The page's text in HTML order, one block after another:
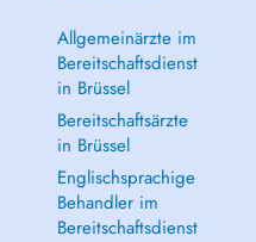
Allgemeinärzte im
Bereitschaftsdienst
in Brüssel
Bereitschaftsärzte
in Brüssel
Englischsprachige
Behandler im
Bereitschaftsdienst